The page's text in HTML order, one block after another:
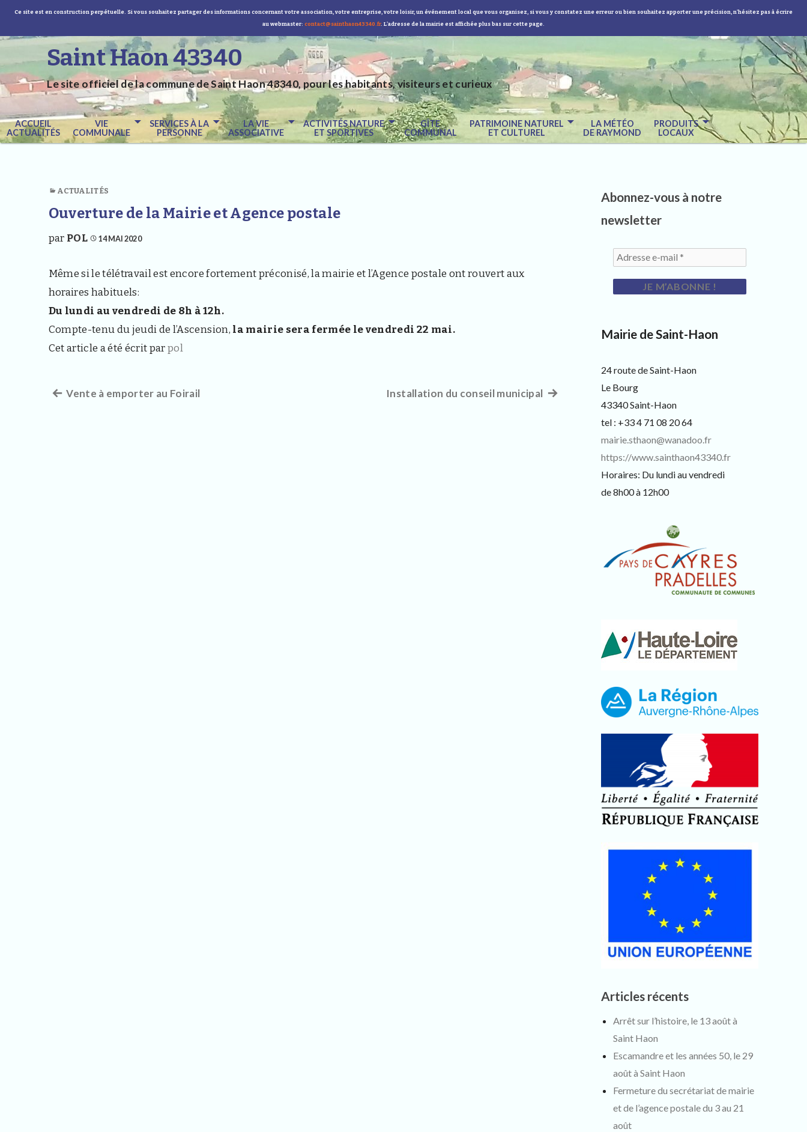
Ce site est en construction perpétuelle. Si vous souhaitez partager des informations concernant votre association, votre entreprise, votre loisir, un événement local que vous organisez, si vous y constatez une erreur ou bien souhaitez apporter une précision, n'hésitez pas à écrire
au webmaster: contact@sainthaon43340.fr. L'adresse de la mairie est affichée plus bas sur cette page.
Saint Haon 43340
Le site officiel de la commune de Saint Haon 43340, pour les habitants, visiteurs et curieux
ACCUEIL
ACTUALITÉS
VIE
COMMUNALE
SERVICES À LA
PERSONNE
LA VIE
ASSOCIATIVE
ACTIVITÉS NATURE
ET SPORTIVES
GÎTE
COMMUNAL
PATRIMOINE NATUREL
ET CULTUREL
LA MÉTÉO
DE RAYMOND
PRODUITS
LOCAUX
ACTUALITÉS
Ouverture de la Mairie et Agence postale
par POL 14 MAI 2020
Même si le télétravail est encore fortement préconisé, la mairie et l’Agence postale ont rouvert aux
horaires habituels:
Du lundi au vendredi de 8h à 12h.
Compte-tenu du jeudi de l’Ascension, la mairie sera fermée le vendredi 22 mai.
Cet article a été écrit parpol
Navigation
Article
Vente à emporter au Foirail Installation du conseil municipalArticle
Abonnez-vous à notre
newsletter
Mairie de Saint-Haon
24 route de Saint-Haon
Le Bourg
43340 Saint-Haon
tel : +33 4 71 08 20 64
mairie.sthaon@wanadoo.fr
https://www.sainthaon43340.fr
Horaires: Du lundi au vendredi
de 8h00 à 12h00
Articles récents
Arrêt sur l’histoire, le 13 août à
Saint Haon
Escamandre et les années 50, le 29
août à Saint Haon
Fermeture du secrétariat de mairie
et de l’agence postale du 3 au 21
août